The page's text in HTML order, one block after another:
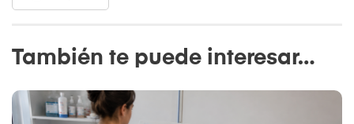
También te puede interesar…